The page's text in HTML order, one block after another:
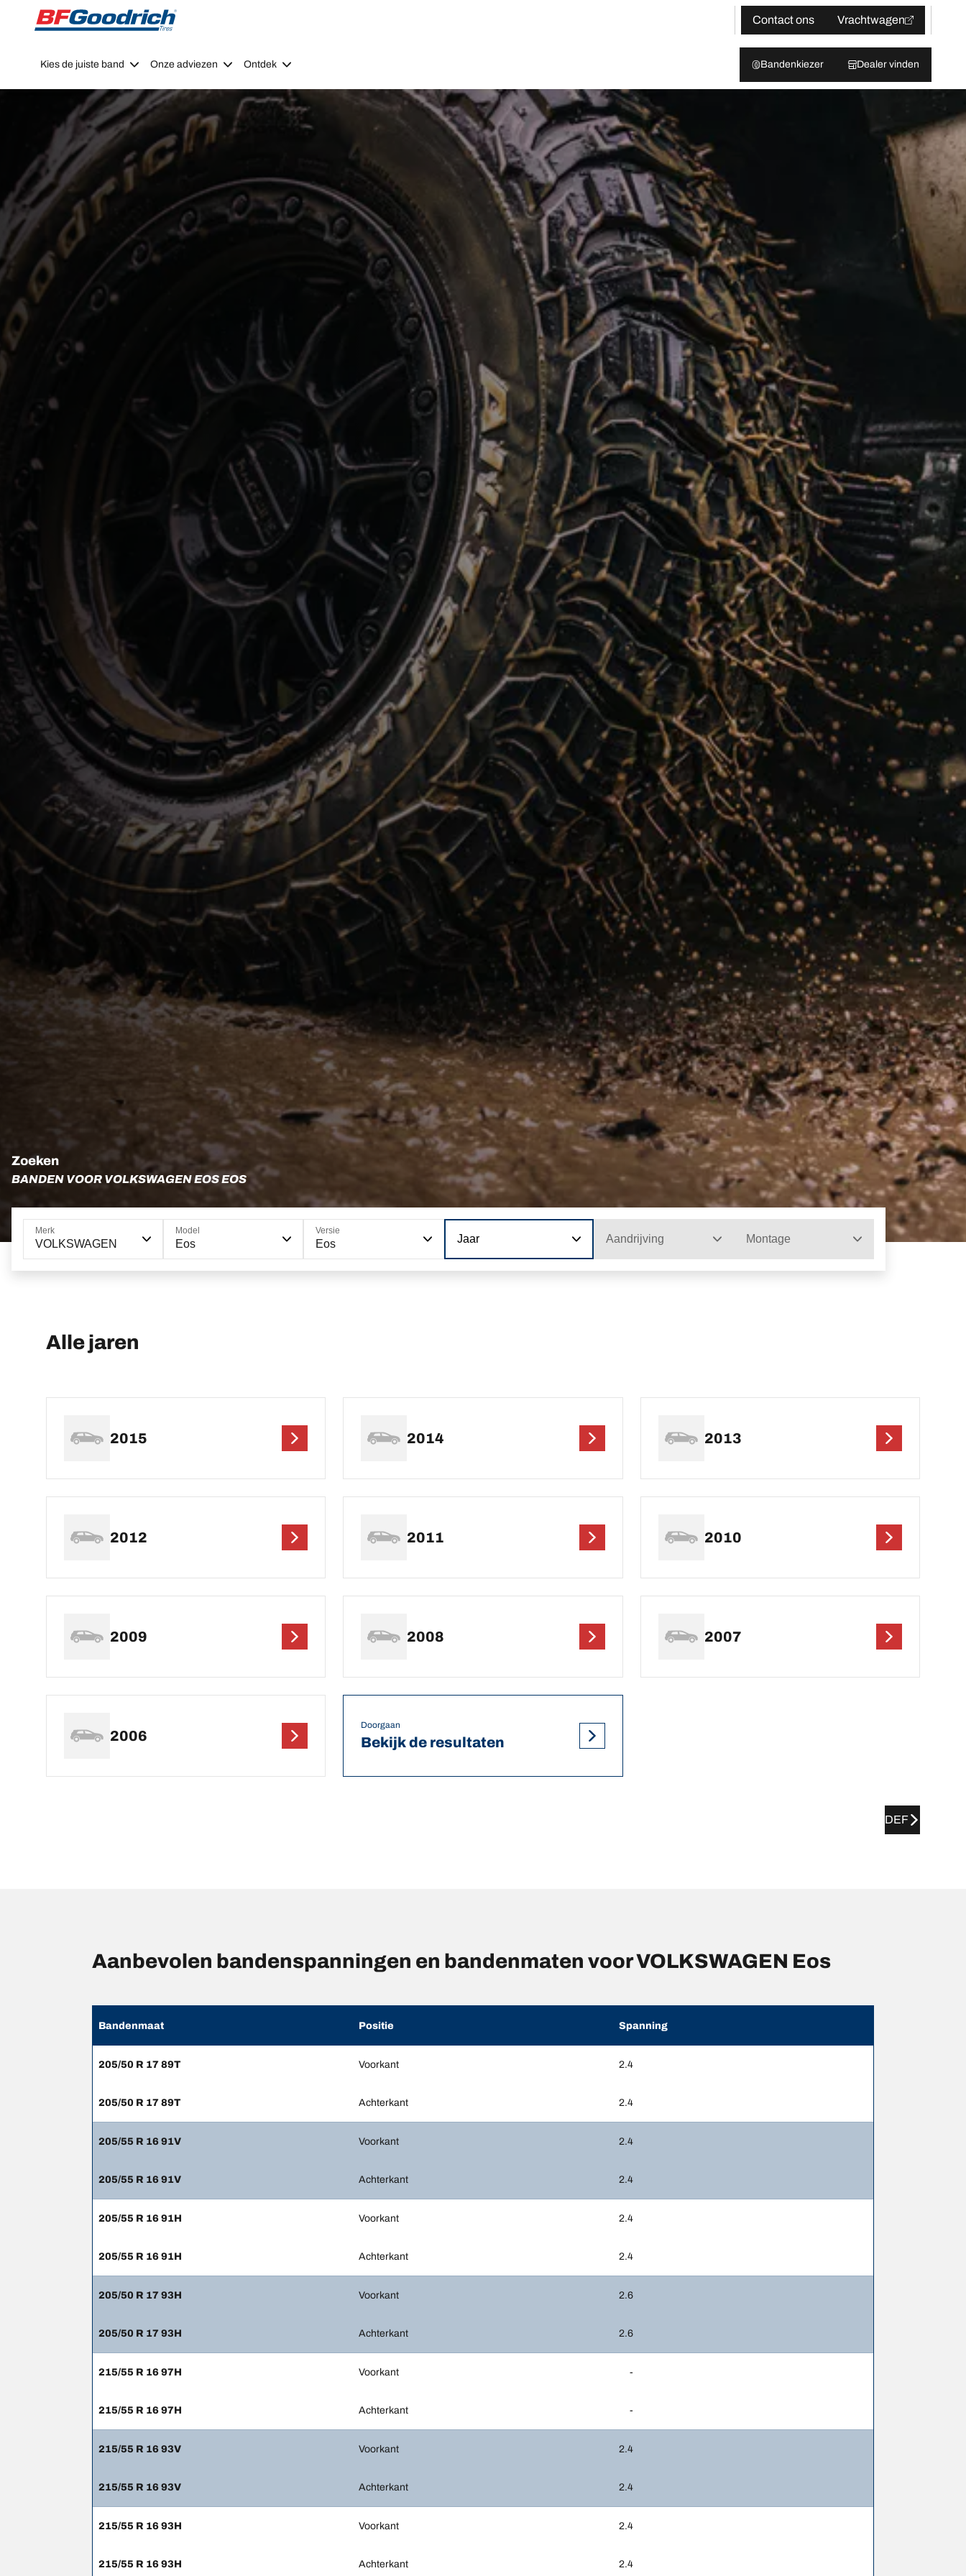
Go to page content
Go to page navigation
Contact ons
Vrachtwagen
Kies de juiste band Onze adviezen Ontdek Bandenkiezer Dealer vinden
Zoeken
BANDEN VOOR VOLKSWAGEN EOS EOS
Merk
VOLKSWAGEN
Model
Eos
Versie
Eos Jaar Aandrijving Montage
Alle jaren
2015 2014 2013
2012 2011 2010
2009 2008 2007
2006
Doorgaan
Bekijk de resultaten
DEF
Aanbevolen bandenspanningen en bandenmaten voor VOLKSWAGEN Eos
Bandenmaat Positie Spanning
205/50 R 17 89T Voorkant 2.4
205/50 R 17 89T Achterkant 2.4
205/55 R 16 91V Voorkant 2.4
205/55 R 16 91V Achterkant 2.4
205/55 R 16 91H Voorkant 2.4
205/55 R 16 91H Achterkant 2.4
205/50 R 17 93H Voorkant 2.6
205/50 R 17 93H Achterkant 2.6
215/55 R 16 97H Voorkant -
215/55 R 16 97H Achterkant -
215/55 R 16 93V Voorkant 2.4
215/55 R 16 93V Achterkant 2.4
215/55 R 16 93H Voorkant 2.4
215/55 R 16 93H Achterkant 2.4